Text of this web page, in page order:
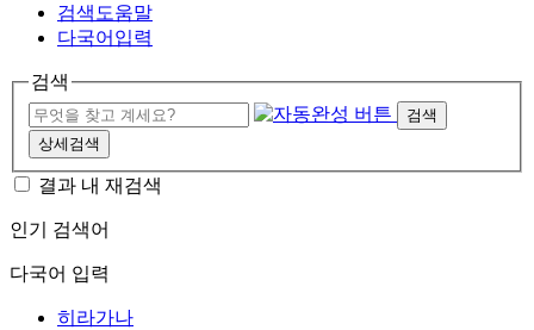
검색도움말
다국어입력
검색
검색
상세검색
결과 내 재검색
인기 검색어
다국어 입력
히라가나